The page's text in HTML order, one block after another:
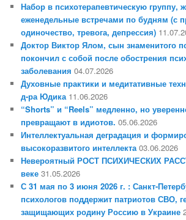
Набор в психотерапевтическую группу,
еженедельные встречами по будням (с
одиночество, тревога, депрессия)
Доктор Виктор Ялом, сын знаменитого
покончил с собой после обострения
заболевания 04.07.2026
Духовные практики и медитативные
д-ра Юдика 11.06.2026
“Shorts” и “Reels” медленно, но
превращают в идиотов. 05.06.2026
Интеллектуальная деградация и
высокоразвитого интеллекта 03.06.2026
Невероятный РОСТ ПСИХИЧЕСКИХ
веке 31.05.2026
С 31 мая по 3 июня 2026 г. : Санкт-
психологов поддержит патриотов СВО,
защищающих родину Россию в Украине